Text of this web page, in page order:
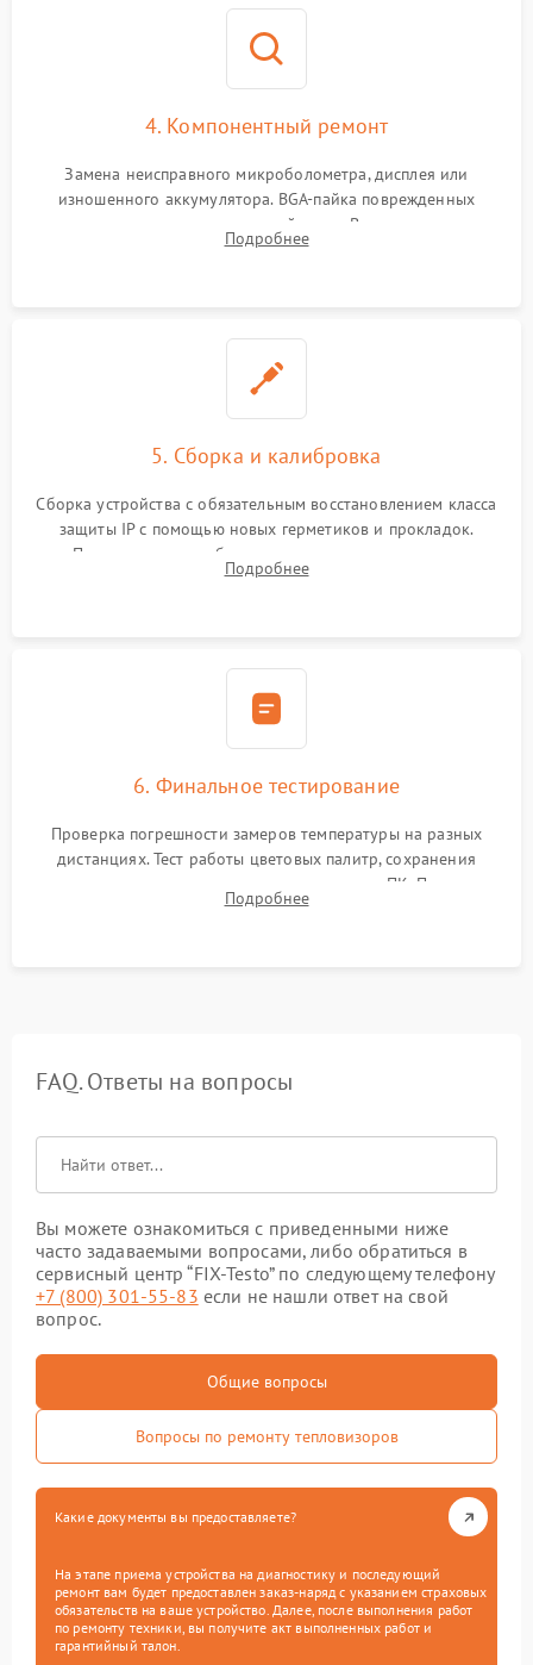
4. Компонентный ремонт
Замена неисправного микроболометра, дисплея или
изношенного аккумулятора. BGA-пайка поврежденных
контроллеров на материнской плате. Восстановление
разъемов и кнопок, замена поврежденных элементов
Подробнее
5. Сборка и калибровка
Сборка устройства с обязательным восстановлением класса
защиты IP с помощью новых герметиков и прокладок.
Программная калибровка матрицы по эталонному
абсолютно черному телу для точного измерения температур.
Подробнее
6. Финальное тестирование
Проверка погрешности замеров температуры на разных
дистанциях. Тест работы цветовых палитр, сохранения
термограмм в память и передачи данных на ПК. Проверка
автономности работы и итоговый контроль качества.
Подробнее
FAQ. Ответы на вопросы
Вы можете ознакомиться с приведенными ниже
часто задаваемыми вопросами, либо обратиться в
сервисный центр “FIX-Testo” по следующему телефону
+7 (800) 301-55-83 если не нашли ответ на свой
вопрос.
Общие вопросы
Вопросы по ремонту тепловизоров
Какие документы вы предоставляете?
На этапе приема устройства на диагностику и последующий
ремонт вам будет предоставлен заказ-наряд с указанием страховых
обязательств на ваше устройство. Далее, после выполнения работ
по ремонту техники, вы получите акт выполненных работ и
гарантийный талон.